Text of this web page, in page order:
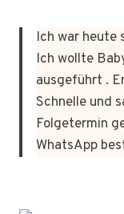
Ich war heute
Ich wollte
ausgeführt .
Schnelle und
Folgetermin
WhatsApp